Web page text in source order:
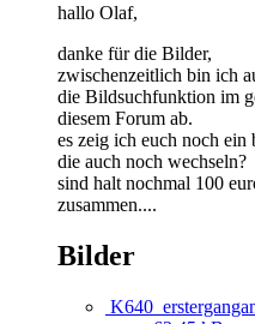
hallo Olaf,
danke für die Bilder,
zwischenzeitlich bin ich
die Bildsuchfunktion im
diesem Forum ab.
es zeig ich euch noch
die auch noch wechseln?
sind halt nochmal 100
zusammen....
Bilder